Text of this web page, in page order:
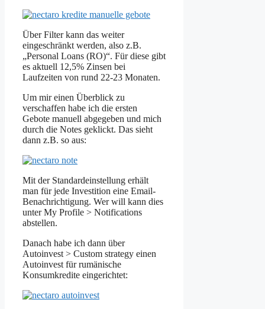
Über Filter kann das weiter
eingeschränkt werden, also z.B.
„Personal Loans (RO)“. Für diese gibt
es aktuell 12,5% Zinsen bei
Laufzeiten von rund 22-23 Monaten.
Um mir einen Überblick zu
verschaffen habe ich die ersten
Gebote manuell abgegeben und mich
durch die Notes geklickt. Das sieht
dann z.B. so aus:
Mit der Standardeinstellung erhält
man für jede Investition eine Email-
Benachrichtigung. Wer will kann dies
unter My Profile > Notifications
abstellen.
Danach habe ich dann über
Autoinvest > Custom strategy einen
Autoinvest für rumänische
Konsumkredite eingerichtet: